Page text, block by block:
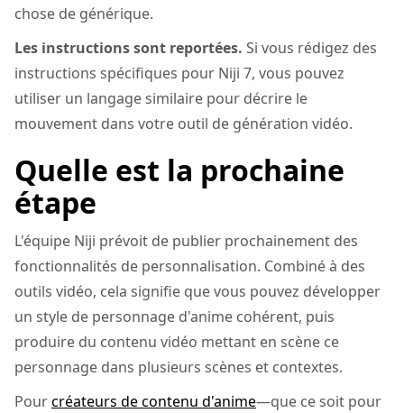
chose de générique.
Les instructions sont reportées. Si vous rédigez des
instructions spécifiques pour Niji 7, vous pouvez
utiliser un langage similaire pour décrire le
mouvement dans votre outil de génération vidéo.
Quelle est la prochaine
étape
L'équipe Niji prévoit de publier prochainement des
fonctionnalités de personnalisation. Combiné à des
outils vidéo, cela signifie que vous pouvez développer
un style de personnage d'anime cohérent, puis
produire du contenu vidéo mettant en scène ce
personnage dans plusieurs scènes et contextes.
Pourcréateurs de contenu d'anime—que ce soit pour